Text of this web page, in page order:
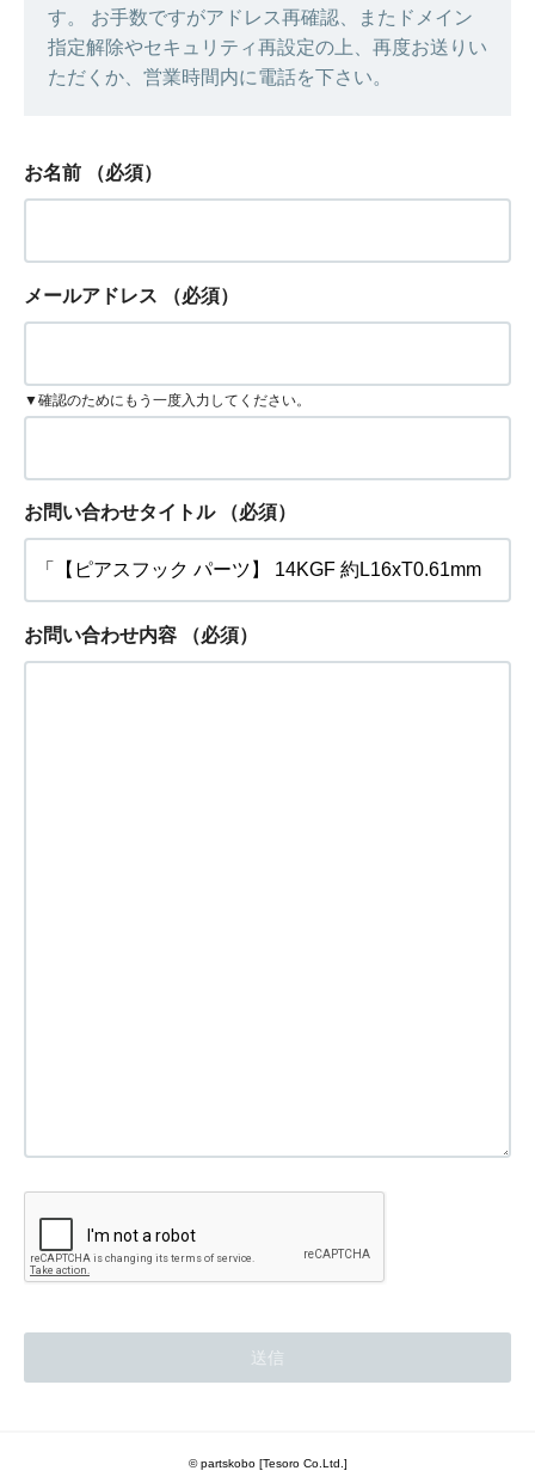
す。 お手数ですがアドレス再確認、またドメイン
指定解除やセキュリティ再設定の上、再度お送りい
ただくか、営業時間内に電話を下さい。
お名前 （必須）
メールアドレス （必須）
▼確認のためにもう一度入力してください。
お問い合わせタイトル （必須）
お問い合わせ内容 （必須）
© partskobo [Tesoro Co.Ltd.]